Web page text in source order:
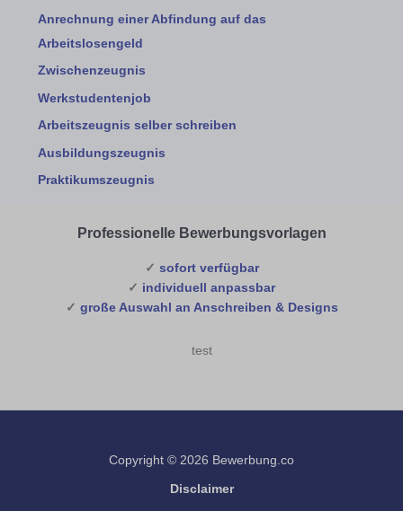
Anrechnung einer Abfindung auf das
Arbeitslosengeld
Zwischenzeugnis
Werkstudentenjob
Arbeitszeugnis selber schreiben
Ausbildungszeugnis
Praktikumszeugnis
Professionelle Bewerbungsvorlagen
✓ sofort verfügbar
✓ individuell anpassbar
✓ große Auswahl an Anschreiben & Designs
test
Copyright © 2026 Bewerbung.co
Disclaimer